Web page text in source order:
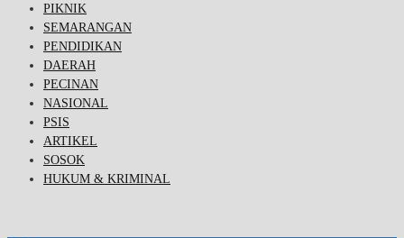
PIKNIK
SEMARANGAN
PENDIDIKAN
DAERAH
PECINAN
NASIONAL
PSIS
ARTIKEL
SOSOK
HUKUM & KRIMINAL